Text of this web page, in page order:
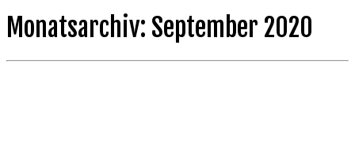
Monatsarchiv: September 2020